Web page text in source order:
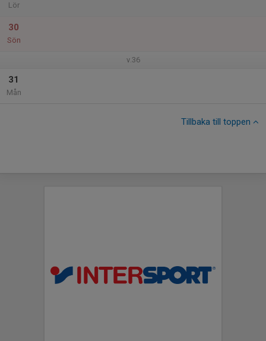
Lör
30
Sön
v.36
31
Mån
Tillbaka till toppen